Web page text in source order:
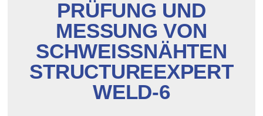
PRÜFUNG UND
MESSUNG VON
SCHWEISSNÄHTEN
STRUCTUREEXPERT
WELD-6